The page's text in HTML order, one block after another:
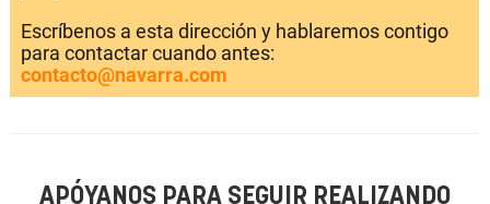
Escríbenos a esta dirección y hablaremos contigo
para contactar cuando antes:
contacto@navarra.com
APÓYANOS PARA SEGUIR REALIZANDO